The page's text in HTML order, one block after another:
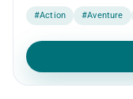
#Action #Aventure